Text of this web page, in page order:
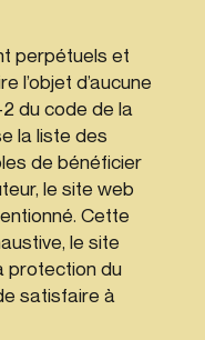
perpétuels et
l’objet d’aucune
2 du code de la
la liste des
de bénéficier
le site web
Cette
le site
protection du
satisfaire à